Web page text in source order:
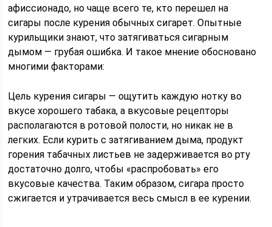
афиссионадо, но чаще всего те, кто перешел на
сигары после курения обычных сигарет. Опытные
курильщики знают, что затягиваться сигарным
дымом — грубая ошибка. И такое мнение обосновано
многими факторами:
Цель курения сигары — ощутить каждую нотку во
вкусе хорошего табака, а вкусовые рецепторы
располагаются в ротовой полости, но никак не в
легких. Если курить с затягиванием дыма, продукт
горения табачных листьев не задерживается во рту
достаточно долго, чтобы «распробовать» его
вкусовые качества. Таким образом, сигара просто
сжигается и утрачивается весь смысл в ее курении.